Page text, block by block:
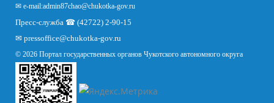
✉ e-mail:admin87chao@chukotka-gov.ru
Пресс-служба ☎ (42722) 2-90-15
✉ pressoffice@chukotka-gov.ru
© 2026 Портал государственных органов Чукотского автономного округа